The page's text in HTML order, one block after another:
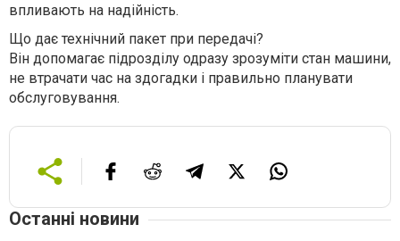
впливають на надійність.
Що дає технічний пакет при передачі?
Він допомагає підрозділу одразу зрозуміти стан машини,
не втрачати час на здогадки і правильно планувати
обслуговування.
Останні новини